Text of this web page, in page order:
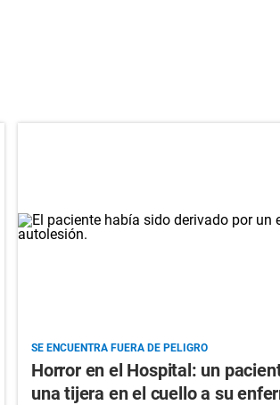
SE ENCUENTRA FUERA DE PELIGRO
Horror en el Hospital: un
una tijera en el cuello a su